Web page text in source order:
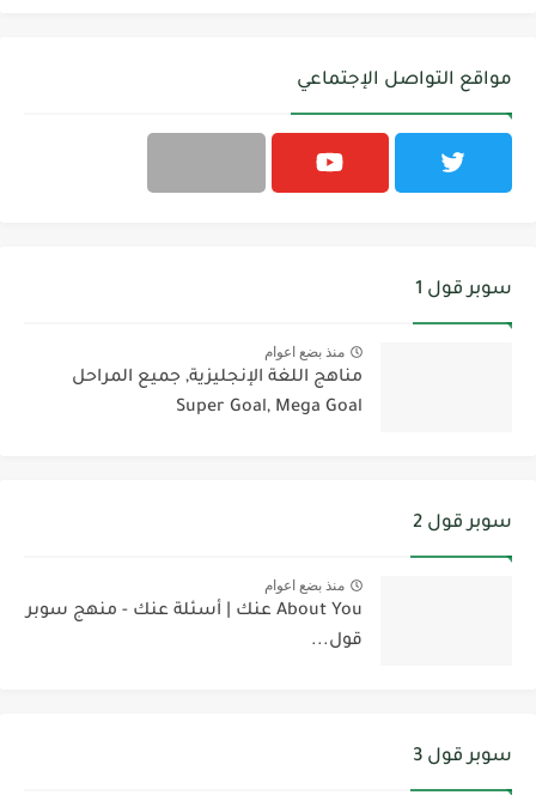
مواقع التواصل الإجتماعي
سوبر قول 1
منذ بضع اعوام
مناهج اللغة الإنجليزية, جميع المراحل
Super Goal, Mega Goal
سوبر قول 2
منذ بضع اعوام
About You عنك | أسئلة عنك - منهج سوبر
قول...
سوبر قول 3